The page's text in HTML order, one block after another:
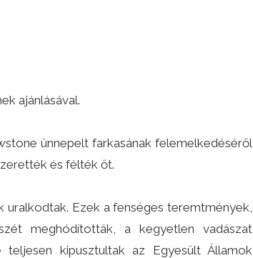
ajánlásával.
ünnepelt farkasának felemelkedéséről
és félték őt.
Ezek a fenséges teremtmények,
meghódították, a kegyetlen vadászat
kipusztultak az Egyesült Államok